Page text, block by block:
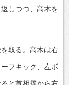
しつつ、高木を
取る。高木は右
フキック、左ボ
と首相撲から右